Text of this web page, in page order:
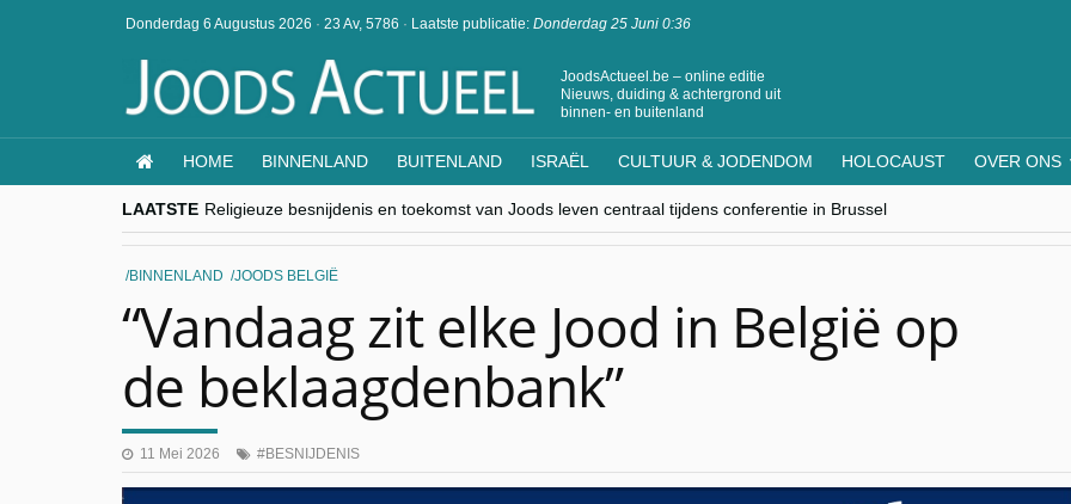
Donderdag 6 Augustus 2026 · 23 Av, 5786 · Laatste publicatie: Donderdag 25 Juni 0:36
JoodsActueel.be – online editie
Nieuws, duiding & achtergrond uit
binnen- en buitenland
HOME BINNENLAND BUITENLAND ISRAËL CULTUUR & JODENDOM HOLOCAUST OVER ONS
LAATSTE Religieuze besnijdenis en toekomst van Joods leven centraal tijdens conferentie in Brussel
“Besnijdenisdebat toont hoe moeilijk seculiere Westen minderheden begrijpt”, Jinnih Beels (Vooruit)
CITYTRIP | ROEMENIË – Boekarest: de verrassing van Oost-Europa
“Vandaag zit elke Jood in België op de beklaagdenbank”
BINNENLAND JOODS BELGIË
“Vandaag zit elke Jood in België op
de beklaagdenbank”
11 Mei 2026 BESNIJDENIS